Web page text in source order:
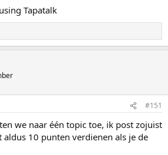
Tapatalk
#151
we naar één topic toe, ik post zojuist
aldus 10 punten verdienen als je de